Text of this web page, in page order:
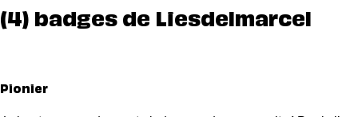
(4) badges de Liesdelmarcel
Pionier